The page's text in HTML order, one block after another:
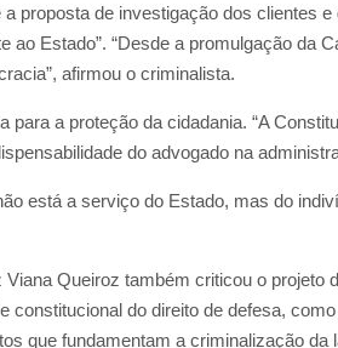
proposta de investigação dos clientes e
ao Estado”. “Desde a promulgação da
afirmou o criminalista.
para a proteção da cidadania. “A
do advogado na
está a serviço do Estado, mas do
Queiroz também criticou o projeto
constitucional do direito de defesa,
que fundamentam a criminalização da